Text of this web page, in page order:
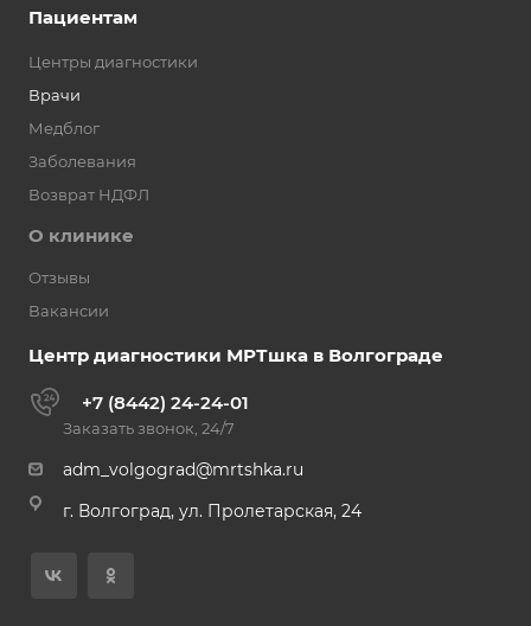
Пациентам
Центры диагностики
Врачи
Медблог
Заболевания
Возврат НДФЛ
О клинике
Отзывы
Вакансии
Центр диагностики МРТшка в Волгограде
+7 (8442) 24-24-01
Заказать звонок, 24/7
adm_volgograd@mrtshka.ru
г. Волгоград, ул. Пролетарская, 24